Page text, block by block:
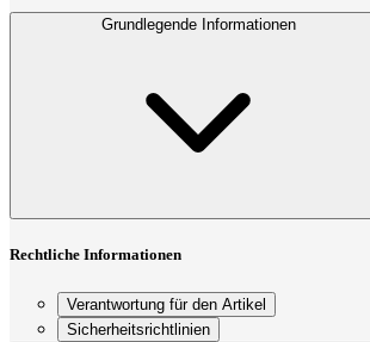
Grundlegende Informationen
Rechtliche Informationen
Verantwortung für den Artikel
Sicherheitsrichtlinien